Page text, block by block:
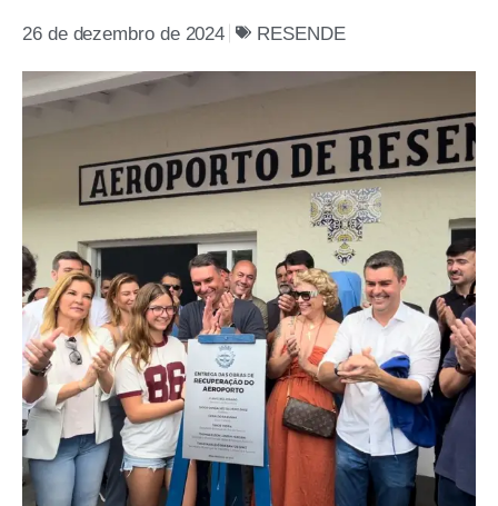
26 de dezembro de 2024 RESENDE